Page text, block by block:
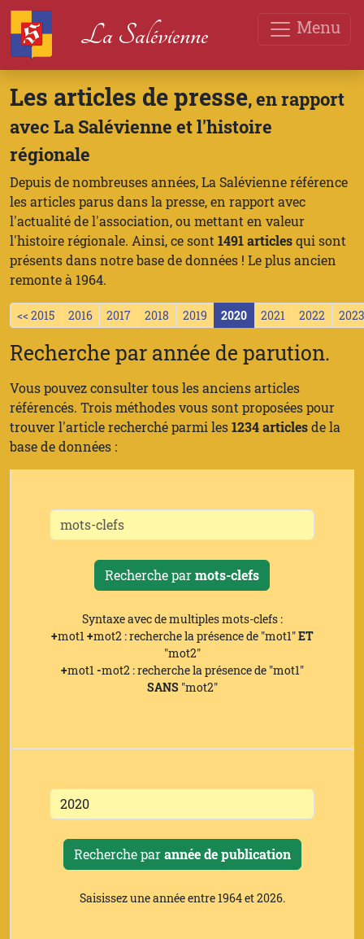
Menu
La Salévienne
Les articles de presse, en rapport
avec La Salévienne et l'histoire
régionale
Depuis de nombreuses années, La Salévienne référence
les articles parus dans la presse, en rapport avec
l'actualité de l'association, ou mettant en valeur
l'histoire régionale. Ainsi, ce sont 1491 articlesqui sont
présents dans notre base de données ! Le plus ancien
remonte à 1964.
<< 2015 2016 2017 2018 2019 2020 2021 2022 2023
Recherche par année de parution.
Vous pouvez consulter tous les anciens articles
référencés. Trois méthodes vous sont proposées pour
trouver l'article recherché parmi les1234 articlesde la
base de données :
Recherche parmots-clefs
Syntaxe avec de multiples mots-clefs :
+mot1+mot2 : recherche la présence de "mot1"ET
"mot2"
+mot1-mot2 : recherche la présence de "mot1"
SANS "mot2"
Recherche parannée de publication
Saisissez une année entre 1964 et 2026.